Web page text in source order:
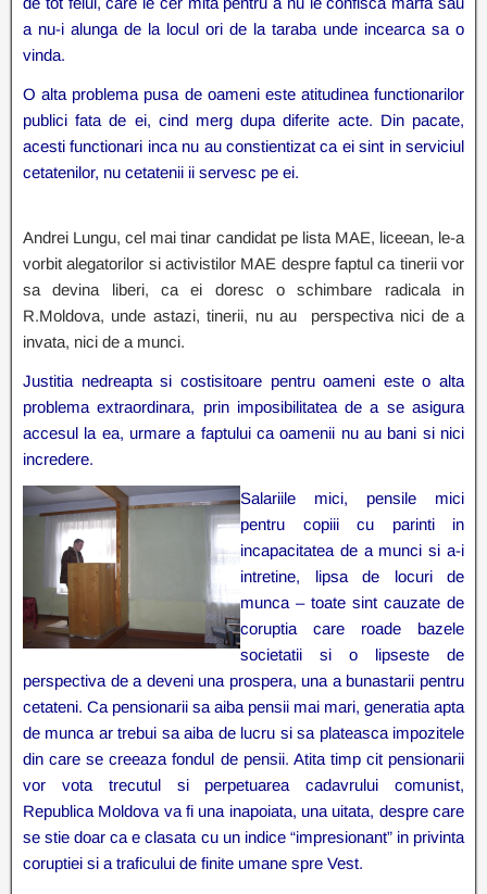
a nu-i alunga de la locul ori de la taraba unde incearca sa o
vinda.
O alta problema pusa de oameni este atitudinea functionarilor
publici fata de ei, cind merg dupa diferite acte. Din pacate,
acesti functionari inca nu au constientizat ca ei sint in serviciul
cetatenilor, nu cetatenii ii servesc pe ei.
Andrei Lungu, cel mai tinar candidat pe lista MAE, liceean, le-a
vorbit alegatorilor si activistilor MAE despre faptul ca tinerii vor
sa devina liberi, ca ei doresc o schimbare radicala in
R.Moldova, unde astazi, tinerii, nu au perspectiva nici de a
invata, nici de a munci.
Justitia nedreapta si costisitoare pentru oameni este o alta
problema extraordinara, prin imposibilitatea de a se asigura
accesul la ea, urmare a faptului ca oamenii nu au bani si nici
incredere.
Salariile mici, pensile mici
pentru copiii cu parinti in
incapacitatea de a munci si a-i
intretine, lipsa de locuri de
munca – toate sint cauzate de
coruptia care roade bazele
societatii si o lipseste de
perspectiva de a deveni una prospera, una a bunastarii pentru
cetateni. Ca pensionarii sa aiba pensii mai mari, generatia apta
de munca ar trebui sa aiba de lucru si sa plateasca impozitele
din care se creeaza fondul de pensii. Atita timp cit pensionarii
vor vota trecutul si perpetuarea cadavrului comunist,
Republica Moldova va fi una inapoiata, una uitata, despre care
se stie doar ca e clasata cu un indice “impresionant” in privinta
coruptiei si a traficului de finite umane spre Vest.